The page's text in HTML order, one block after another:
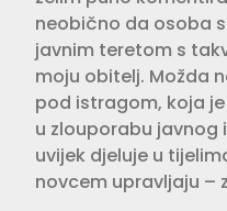
neobično da osoba
javnim teretom s
moju obitelj. Možda
pod istragom, koja
u zlouporabu javnog
uvijek djeluje u
novcem upravljaju –